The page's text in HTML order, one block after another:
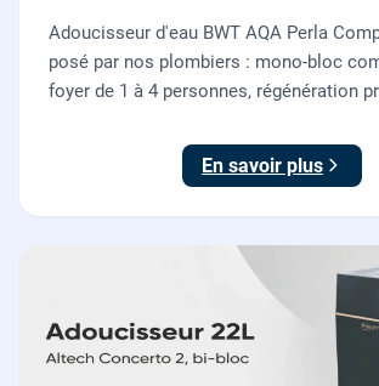
Adoucisseur d'eau BWT AQA Perla
posé par nos plombiers : mono-bloc
foyer de 1 à 4 personnes, régénération
toute la maison du calcaire.
En savoir plus